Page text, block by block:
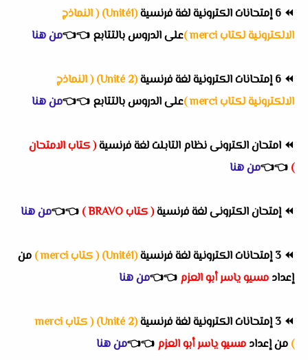
⏪ 6 إمتحانات الكترونية لغة فرنسية
(Unité1) ( النماذج
الالكترونية لكتاب merci )
على الدروس بالتتابع 👈
👈من هنا
⏪ 6 إمتحانات الكترونية لغة فرنسية
(Unité 2) ( النماذج
الالكترونية لكتاب merci )
على الدروس بالتتابع 👈
👈من هنا
⏪ امتحان الكترونى نظام التابلت لغة فرنسية( كتاب الامتحان
)
👈
👈من هنا
⏪إمتحان الكترونى لغة فرنسية( كتاب BRAVO ) 👈
👈من هنا
⏪ 3 إمتحانات الكترونية لغة فرنسية (Unité1) ( كتاب merci )
من
إعداد مسيو ياسر أبو العزم 👈
👈من هنا
⏪ 3 إمتحانات الكترونية لغة فرنسية
(Unité 2) ( كتاب merci
) من إعداد مسيو ياسر أبو العزم 👈
👈من هنا